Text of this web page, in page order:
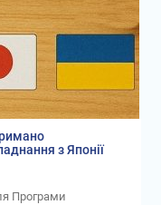
з Японії
Програми